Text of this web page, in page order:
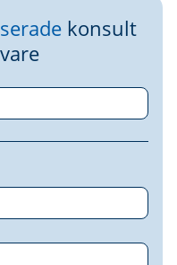
konsult